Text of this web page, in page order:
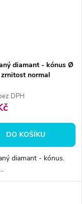
diamant - kónus Ø
zrnitost normal
DPH
DO KOŠÍKU
diamant - kónus.